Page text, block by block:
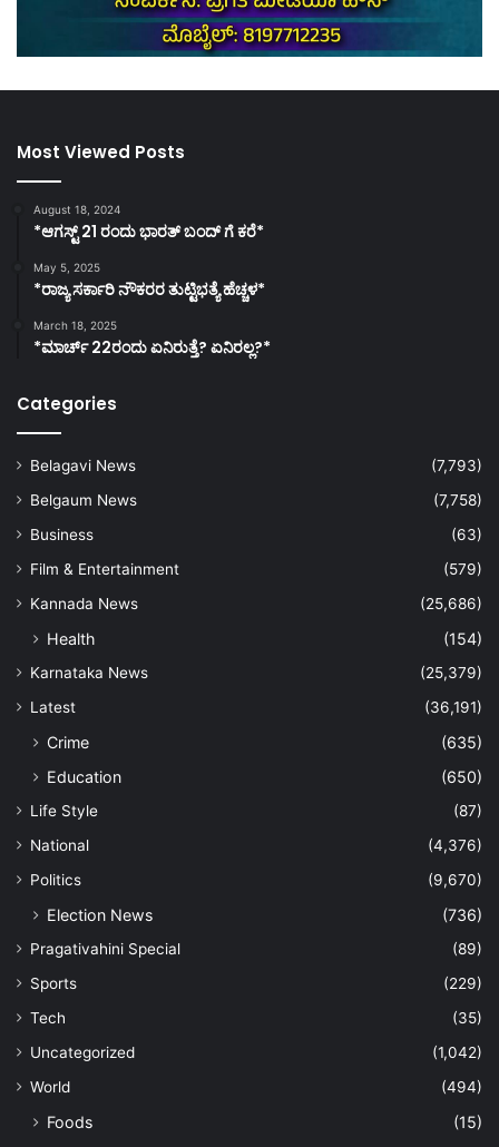
Most Viewed Posts
August 18, 2024
*ಆಗಸ್ಟ್ 21 ರಂದು ಭಾರತ್‌ ಬಂದ್‌ ಗೆ ಕರೆ*
May 5, 2025
*ರಾಜ್ಯ ಸರ್ಕಾರಿ ನೌಕರರ ತುಟ್ಟಿಭತ್ಯೆ ಹೆಚ್ಚಳ*
March 18, 2025
*ಮಾರ್ಚ್ 22ರಂದು ಏನಿರುತ್ತೆ? ಏನಿರಲ್ಲ?*
Categories
Belagavi News
(7,793)
Belgaum News
(7,758)
Business
(63)
Film & Entertainment
(579)
Kannada News
(25,686)
Health (154)
Karnataka News
(25,379)
Latest
(36,191)
Crime
(635)
Education
(650)
Life Style
(87)
National
(4,376)
Politics
(9,670)
Election News (736)
Pragativahini Special
(89)
Sports
(229)
Tech
(35)
Uncategorized
(1,042)
World
(494)
Foods
(15)